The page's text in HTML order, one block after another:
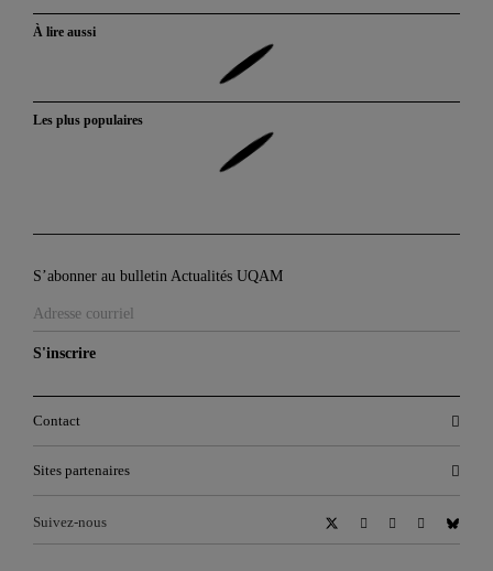
À lire aussi
Les plus populaires
S’abonner au bulletin Actualités UQAM
S'inscrire
Contact
Sites partenaires
Suivez-nous